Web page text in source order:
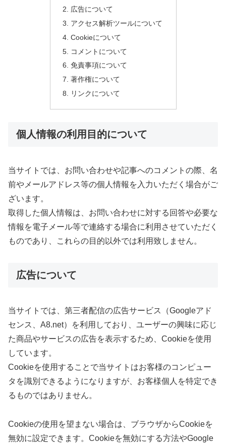
広告について
アクセス解析ツールについて
Cookieについて
コメントについて
免責事項について
著作権について
リンクについて
個人情報の利用目的について
当サイトでは、お問い合わせや記事へのコメントの際、名
前やメールアドレス等の個人情報を入力いただく場合がご
ざいます。
取得した個人情報は、お問い合わせに対する回答や必要な
情報を電子メール等で連絡する場合に利用させていただく
ものであり、これらの目的以外では利用致しません。
広告について
当サイトでは、第三者配信の広告サービス（Googleアド
センス、A8.net）を利用しており、ユーザーの興味に応じ
た商品やサービスの広告を表示するため、Cookieを使用
しています。
Cookieを使用することで当サイトはお客様のコンピュー
タを識別できるようになりますが、お客様個人を特定でき
るものではありません。
Cookieの使用を望まない場合は、ブラウザからCookieを
無効に設定できます。Cookieを無効にする方法やGoogle